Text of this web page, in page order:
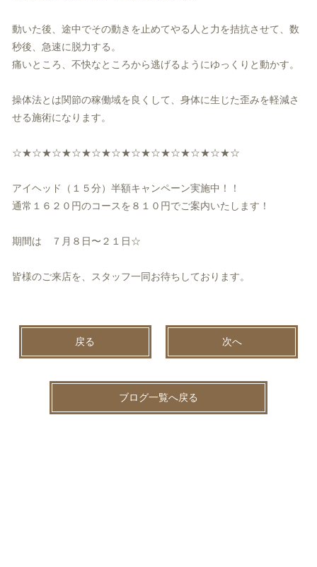
動いた後、途中でその動きを止めてやる人と力を拮抗させて、 数
秒後、急速に脱力する。
痛いところ、不快なところから逃げるようにゆっくりと動かす。
操体法とは関節の稼働域を良くして、 身体に生じた歪みを軽減さ
せる施術になります。
☆★☆★☆★☆★☆★☆★☆★☆★☆★☆★☆★☆
アイヘッド（１５分）半額キャンペーン実施中！！
通常１６２０円のコースを８１０円でご案内いたします！
期間は ７月８日〜２１日☆
皆様のご来店を、スタッフ一同お待ちしております。
戻る 次へ
ブログ一覧へ戻る